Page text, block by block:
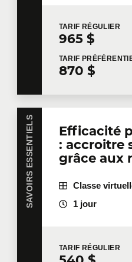
Formation*
Votre fonction
Localisation pour la
TARIF RÉGULIER
965 $
TARIF
870 $
SAVOIRS ESSENTIELS
Efficacité
: accroitre
grâce aux
Classe
1 jour
TARIF RÉGULIER